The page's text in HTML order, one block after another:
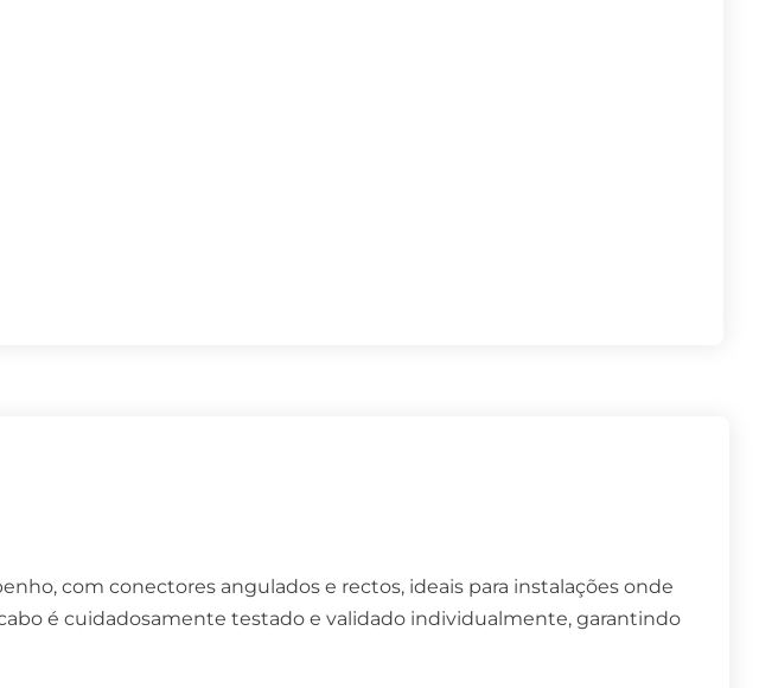
com conectores angulados e rectos, ideais para instalações onde
é cuidadosamente testado e validado individualmente, garantindo